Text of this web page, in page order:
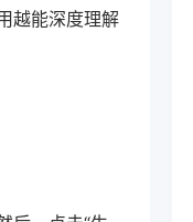
越能深度理解